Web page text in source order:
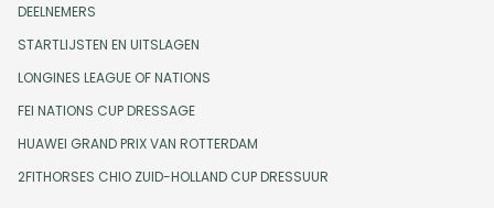
DEELNEMERS
STARTLIJSTEN EN UITSLAGEN
LONGINES LEAGUE OF NATIONS
FEI NATIONS CUP DRESSAGE
HUAWEI GRAND PRIX VAN ROTTERDAM
2FITHORSES CHIO ZUID-HOLLAND CUP DRESSUUR